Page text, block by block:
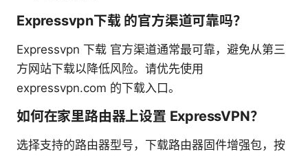
Expressvpn下载 的官方渠道可靠吗？
Expressvpn 下载 官方渠道通常最可靠，避免从第三
方网站下载以降低风险。请优先使用
expressvpn.com 的下载入口。
如何在家里路由器上设置 ExpressVPN？
选择支持的路由器型号，下载路由器固件增强包，按